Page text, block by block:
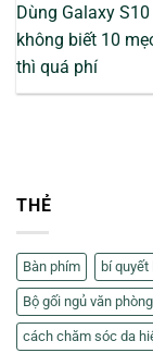
Dùng Galaxy
không biết 10
thì quá phí
THẺ
Bàn phím bí
Bộ gối ngủ văn
cách chăm sóc da